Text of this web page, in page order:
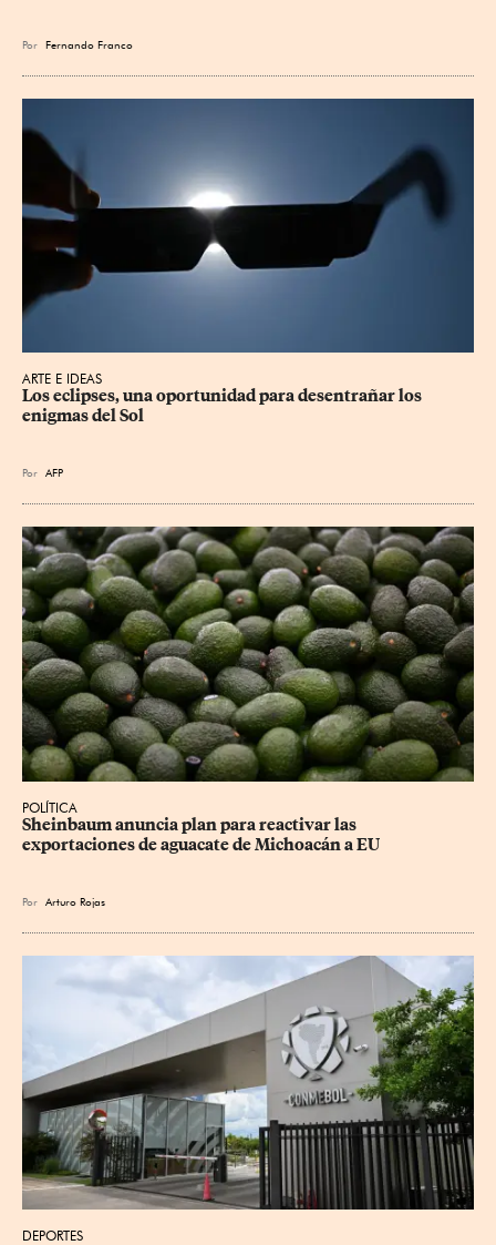
Por Fernando Franco
ARTE E IDEAS
Los eclipses, una oportunidad para desentrañar los
enigmas del Sol
Por AFP
POLÍTICA
Sheinbaum anuncia plan para reactivar las
exportaciones de aguacate de Michoacán a EU
Por Arturo Rojas
DEPORTES